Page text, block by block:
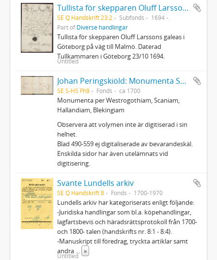
Tullista för skepparen Oluff Larssons galeas
SE Q Handskrift 23:2 Subfonds
1694
Part ofDiverse handlingar
Tullista för skepparen Oluff Larssons galeas i
Göteborg på väg till Malmö. Daterad
Tullkammaren i Göteborg 23/10 1694.
Untitled
Johan Peringskiöld: Monumenta Sveo-Gothorum
SE S-HS Fh9 Fonds ca 1700
Monumenta per Westrogothiam, Scaniam,
Hallandiam, Blekingiam
Observera att volymen inte är digitiserad i sin
helhet.
Blad 490-559 ej digitaliserade av bevarandeskäl.
Enskilda sidor har även utelämnats vid
digitisering.
Svante Lundells arkiv
SE Q Handskrift 8 Fonds 1700-1970
Lundells arkiv har kategoriserats enligt följande:
-Juridiska handlingar som bl.a. köpehandlingar,
lagfartsbevis och häradsrättsprotokoll från 1700-
och 1800- talen (handskrifts nr. 8:1 - 8:4).
-Manuskript till föredrag, tryckta artiklar samt
andra
»
Untitled